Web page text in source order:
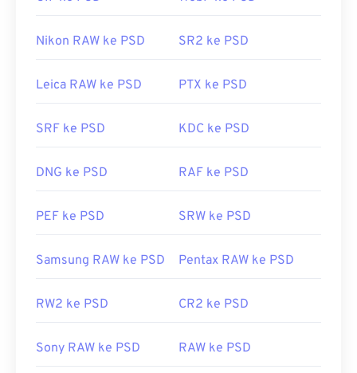
berkas yang lebih umum. Namun, dalam
JPEG (DCR ke JPG
umum digunakan untuk membuka berkas PSD.
Image Manipulation Program, atau dikenal sebagai
tersebut tidak mudah dipindahkan, disimpan, atau
dikonversi ke format berkas yang dapat
PNG, yang menawarkan kompresi lossless .
Rilis Awal:19 Februari 1990
Nikon RAW ke PSD SR2 ke PSD
Leica RAW ke PSD PTX ke PSD
SRF ke PSD KDC ke PSD
DNG ke PSD RAF ke PSD
PEF ke PSD SRW ke PSD
Samsung RAW ke PSD Pentax RAW ke PSD
RW2 ke PSD CR2 ke PSD
Sony RAW ke PSD RAW ke PSD